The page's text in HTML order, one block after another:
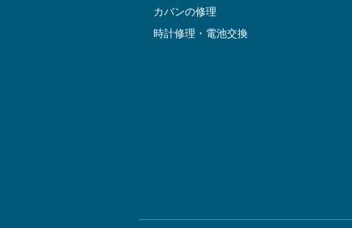
カバンの修理
時計修理・電池交換